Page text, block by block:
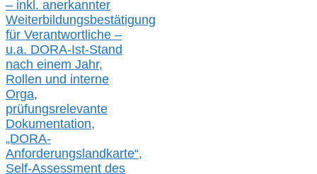
– inkl. anerkannter
Weiterbildungsbestätigung
für Verantwortliche –
u.a. DORA-Ist-Stand
nach einem Jahr,
Rollen und interne
Orga,
prüfungsrelevante
Dokumentation,
„DORA-
Anforderungslandkarte“,
Self-Assessment des